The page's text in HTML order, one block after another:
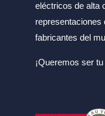
eléctricos de alta
representaciones
fabricantes del
¡Queremos ser